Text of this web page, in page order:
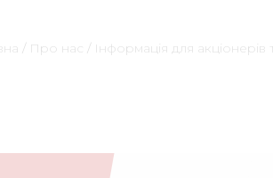
/ Про нас / Інформація для акціонерів